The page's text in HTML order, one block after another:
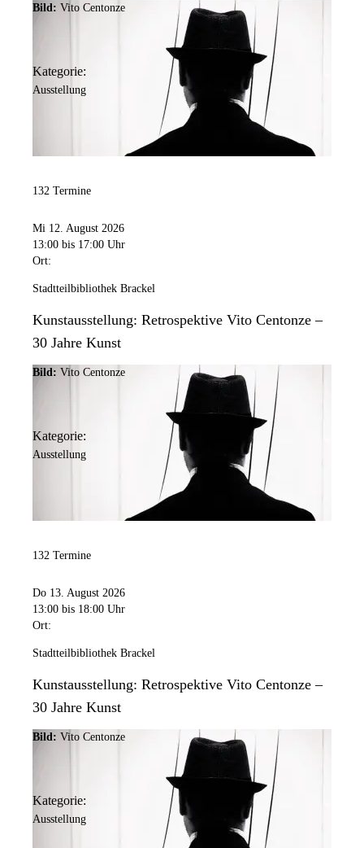
Bild: Vito Centonze
Kategorie:
Ausstellung
132 Termine
Mi 12. August 2026
13:00 bis 17:00 Uhr
Ort:
Stadtteilbibliothek Brackel
Kunstausstellung: Retrospektive Vito Centonze –
30 Jahre Kunst
Bild: Vito Centonze
Kategorie:
Ausstellung
132 Termine
Do 13. August 2026
13:00 bis 18:00 Uhr
Ort:
Stadtteilbibliothek Brackel
Kunstausstellung: Retrospektive Vito Centonze –
30 Jahre Kunst
Bild: Vito Centonze
Kategorie:
Ausstellung